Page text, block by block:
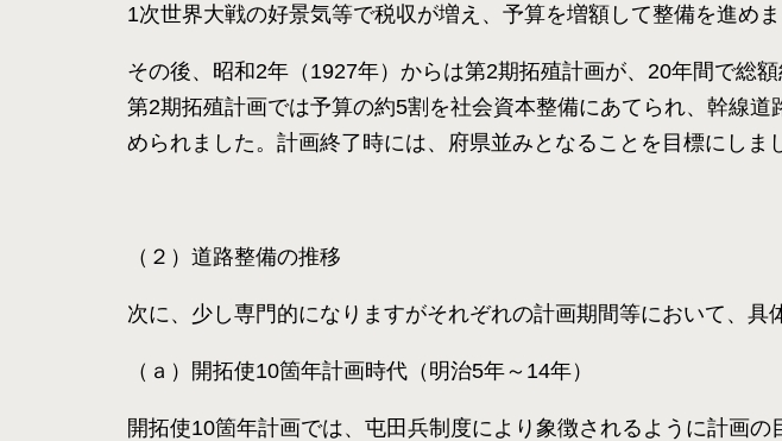
1次世界大戦の好景気等で税収が増え、予算を増額して整備を進めま
その後、昭和2年（1927年）からは第2期拓殖計画が、20年間で総
第2期拓殖計画では予算の約5割を社会資本整備にあてられ、幹線
められました。計画終了時には、府県並みとなることを目標にしま
（２）道路整備の推移
次に、少し専門的になりますがそれぞれの計画期間等において、具
（ａ）開拓使10箇年計画時代（明治5年～14年）
開拓使10箇年計画では、屯田兵制度により象徴されるように計画